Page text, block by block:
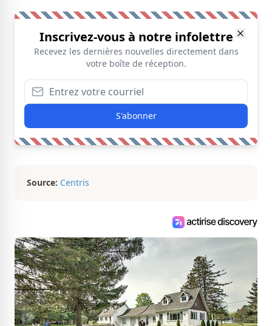
Inscrivez-vous à notre infolettre
Recevez les dernières nouvelles directement dans
votre boîte de réception.
S'abonner
Source: Centris